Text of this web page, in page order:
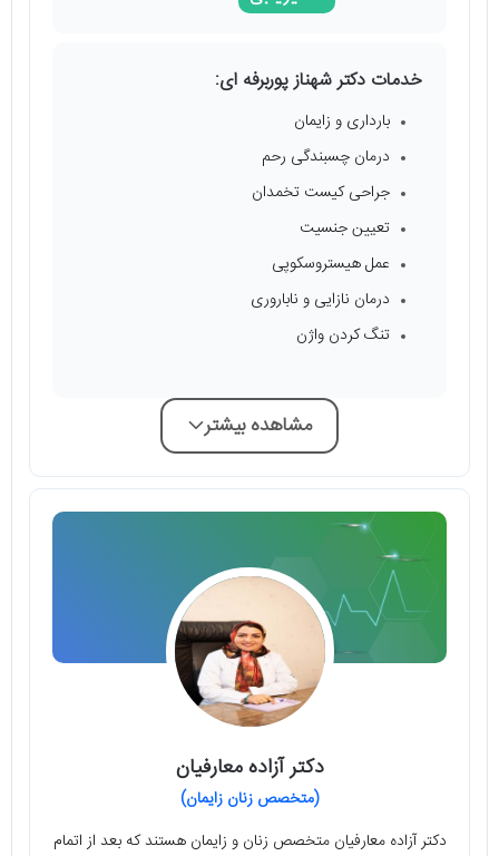
خدمات دکتر شهناز پوربرفه ای:
بارداری و زایمان
درمان چسبندگی رحم
جراحی کیست تخمدان
تعیین جنسیت
عمل هیستروسکوپی
درمان نازایی و ناباروری
تنگ کردن واژن
مشاهده بیشتر
دکتر آزاده معارفیان
(متخصص زنان زایمان)
دکتر آزاده معارفیان متخصص زنان و زایمان هستند که بعد از اتمام